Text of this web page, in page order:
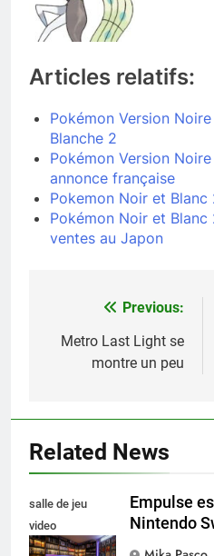
Articles relatifs:
Pokémon Version
Blanche 2
Pokémon Version
annonce française
Pokemon Noir et
Pokémon Noir et
ventes au Japon
Navigation
de
Previous:
Metro Last Light se
montre un peu
Related News
salle de jeu
video
collectionneur
Empulse
Nintendo